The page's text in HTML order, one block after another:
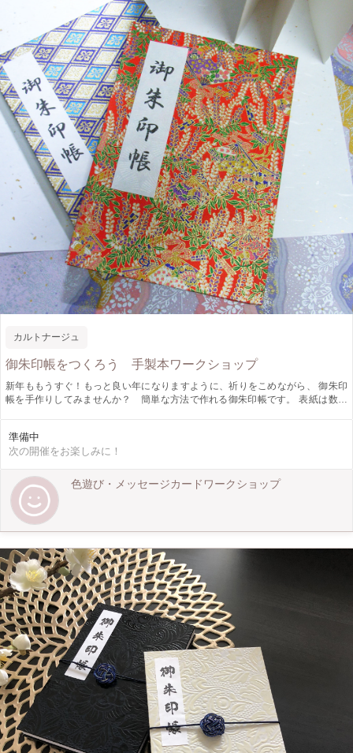
カルトナージュ
御朱印帳をつくろう 手製本ワークショップ
新年ももうすぐ！もっと良い年になりますように、祈りをこめながら、 御朱印
帳を手作りしてみませんか？ 簡単な方法で作れる御朱印帳です。 表紙は数種
す。 御朱印帳をつくろう ワークショップ 豆本をたのしくつくろう 手製本ワ
ークショップ 小さくかわいい豆本サイズのノートをつくります。 表紙は紙を選
すく進めていきますので、はじめての方でも 楽しんでつくっていただけます。
準備中
次の開催をお楽しみに！
色遊び・メッセージカードワークショップ